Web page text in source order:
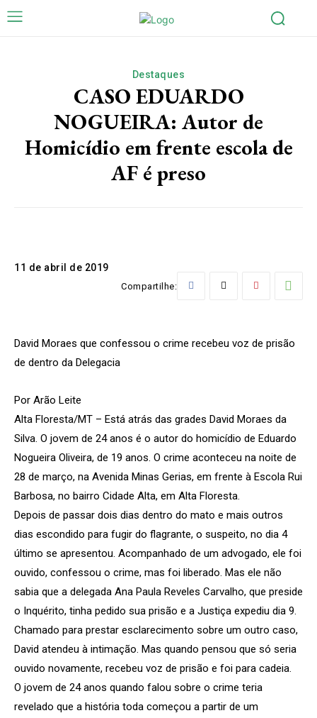
Destaques
CASO EDUARDO
NOGUEIRA: Autor de
Homicídio em frente escola de
AF é preso
11 de abril de 2019
Compartilhe:
David Moraes que confessou o crime recebeu voz de prisão
de dentro da Delegacia
Por Arão Leite
Alta Floresta/MT – Está atrás das grades David Moraes da
Silva. O jovem de 24 anos é o autor do homicídio de Eduardo
Nogueira Oliveira, de 19 anos. O crime aconteceu na noite de
28 de março, na Avenida Minas Gerias, em frente à Escola Rui
Barbosa, no bairro Cidade Alta, em Alta Floresta.
Depois de passar dois dias dentro do mato e mais outros
dias escondido para fugir do flagrante, o suspeito, no dia 4
último se apresentou. Acompanhado de um advogado, ele foi
ouvido, confessou o crime, mas foi liberado. Mas ele não
sabia que a delegada Ana Paula Reveles Carvalho, que preside
o Inquérito, tinha pedido sua prisão e a Justiça expediu dia 9.
Chamado para prestar esclarecimento sobre um outro caso,
David atendeu à intimação. Mas quando pensou que só seria
ouvido novamente, recebeu voz de prisão e foi para cadeia.
O jovem de 24 anos quando falou sobre o crime teria
revelado que a história toda começou a partir de um